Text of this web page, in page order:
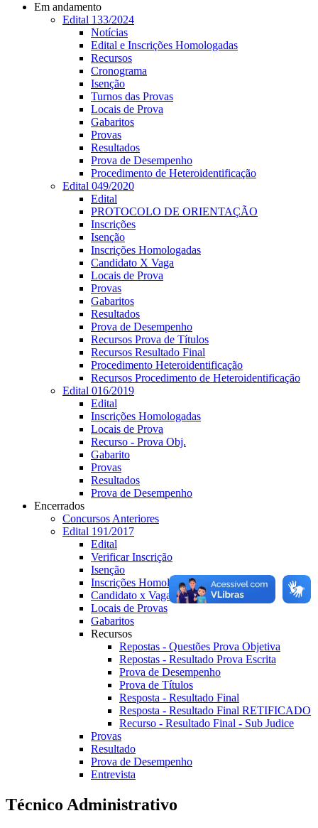
Em andamento
Edital 133/2024
Notícias
Edital e Inscrições Homologadas
Recursos
Cronograma
Isenção
Turnos das Provas
Locais de Prova
Gabaritos
Provas
Resultados
Prova de Desempenho
Procedimento de Heteroidentificação
Edital 049/2020
Edital
PROTOCOLO DE ORIENTAÇÃO
Inscrições
Isenção
Inscrições Homologadas
Candidato X Vaga
Locais de Prova
Provas
Gabaritos
Resultados
Prova de Desempenho
Recursos Prova de Títulos
Recursos Resultado Final
Procedimento Heteroidentificação
Recursos Procedimento de Heteroidentificação
Edital 016/2019
Edital
Inscrições Homologadas
Locais de Prova
Recurso - Prova Obj.
Gabarito
Provas
Resultados
Prova de Desempenho
Encerrados
Concursos Anteriores
Edital 191/2017
Edital
Verificar Inscrição
Isenção
Inscrições Homologadas
Candidato x Vaga
Locais de Provas
Gabaritos
Recursos
Repostas - Questões Prova Objetiva
Repostas - Resultado Prova Escrita
Prova de Desempenho
Prova de Títulos
Resposta - Resultado Final
Resposta - Resultado Final RETIFICADO
Recurso - Resultado Final - Sub Judice
Provas
Resultado
Prova de Desempenho
Entrevista
Técnico Administrativo